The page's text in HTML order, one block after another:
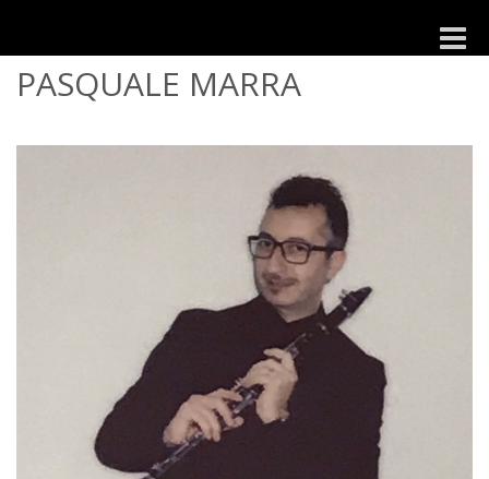
Toggle
PASQUALE MARRA